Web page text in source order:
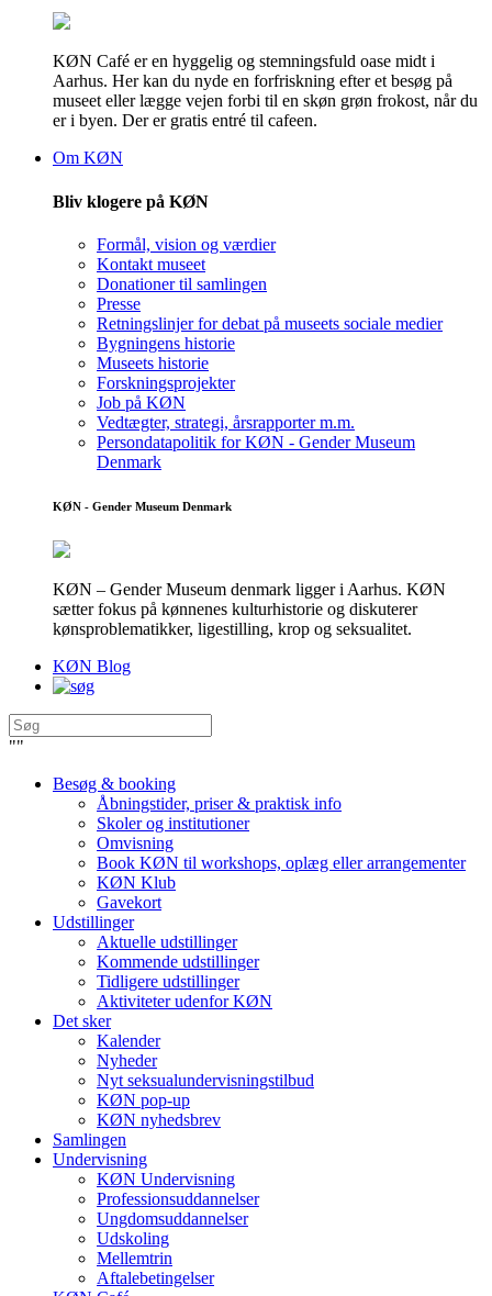
KØN Café er en hyggelig og stemningsfuld oase midt i
Aarhus. Her kan du nyde en forfriskning efter et besøg på
museet eller lægge vejen forbi til en skøn grøn frokost, når du
er i byen. Der er gratis entré til cafeen.
Om KØN
Bliv klogere på KØN
Formål, vision og værdier
Kontakt museet
Donationer til samlingen
Presse
Retningslinjer for debat på museets sociale medier
Bygningens historie
Museets historie
Forskningsprojekter
Job på KØN
Vedtægter, strategi, årsrapporter m.m.
Persondatapolitik for KØN - Gender Museum
Denmark
KØN - Gender Museum Denmark
KØN – Gender Museum denmark ligger i Aarhus. KØN
sætter fokus på kønnenes kulturhistorie og diskuterer
kønsproblematikker, ligestilling, krop og seksualitet.
KØN Blog
""
Besøg & booking
Åbningstider, priser & praktisk info
Skoler og institutioner
Omvisning
Book KØN til workshops, oplæg eller arrangementer
KØN Klub
Gavekort
Udstillinger
Aktuelle udstillinger
Kommende udstillinger
Tidligere udstillinger
Aktiviteter udenfor KØN
Det sker
Kalender
Nyheder
Nyt seksualundervisningstilbud
KØN pop-up
KØN nyhedsbrev
Samlingen
Undervisning
KØN Undervisning
Professionsuddannelser
Ungdomsuddannelser
Udskoling
Mellemtrin
Aftalebetingelser